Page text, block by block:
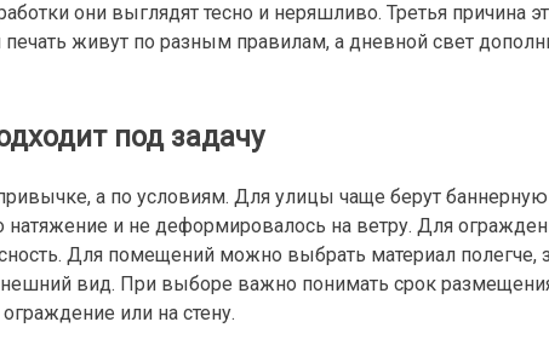
они выглядят тесно и неряшливо. Третья причина
печать живут по разным правилам, а дневной свет
под задачу
а по условиям. Для улицы чаще берут баннерную
натяжение и не деформировалось на ветру. Для
Для помещений можно выбрать материал полегче,
вид. При выборе важно понимать срок
или на стену.